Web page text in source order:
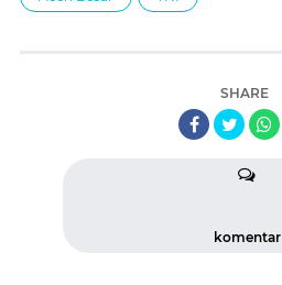
SHARE
komentar